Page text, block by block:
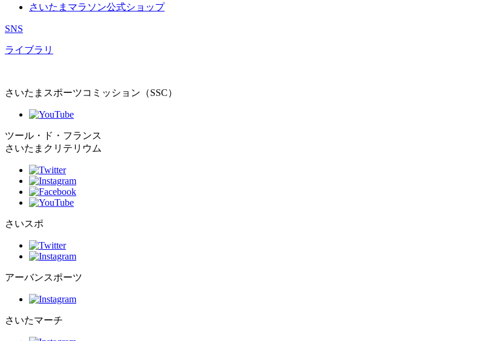
さいたまマラソン公式ショップ
SNS
ライブラリ
さいたまスポーツコミッション（SSC）
ツール・ド・フランス
さいたまクリテリウム
さいスポ
アーバンスポーツ
さいたマーチ